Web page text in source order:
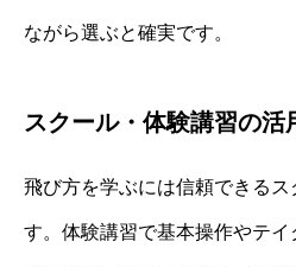
ながら選ぶと確実です。
スクール・体験講習の活
飛び方を学ぶには信頼できる
す。体験講習で基本操作やテ